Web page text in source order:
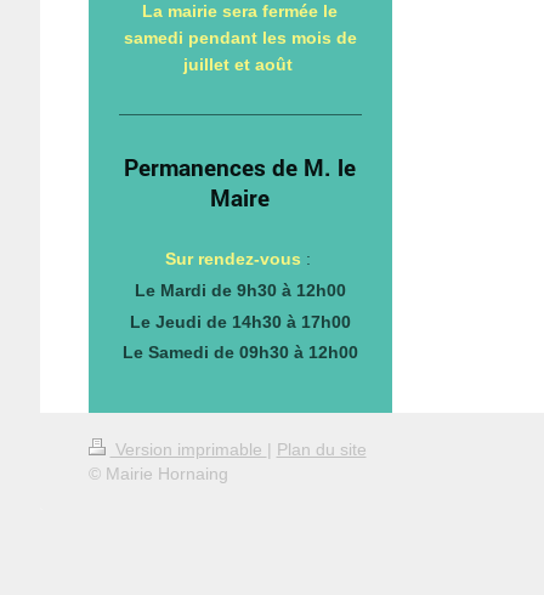
La mairie sera fermée le
samedi pendant les mois de
juillet et août
Permanences de M. le
Maire
Sur rendez-vous :
Le Mardi de 9h30 à 12h00
Le Jeudi de 14h30 à 17h00
Le Samedi de 09h30 à 12h00
Version imprimable | Plan du site
© Mairie Hornaing